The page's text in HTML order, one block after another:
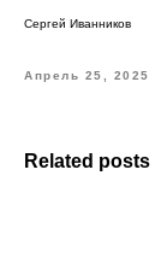
Сергей Иванников
Апрель 25, 2025
Related posts